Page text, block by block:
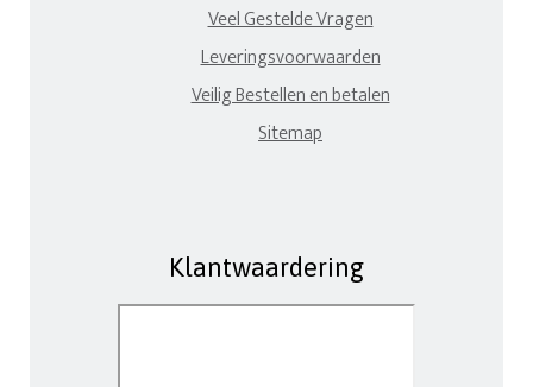
Veel Gestelde Vragen
Leveringsvoorwaarden
Veilig Bestellen en betalen
Sitemap
Klantwaardering